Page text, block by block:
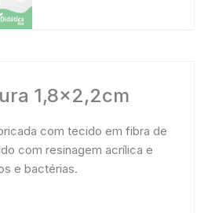
1,8×2,2cm
com tecido em fibra de
com resinagem acrílica e
e bactérias.